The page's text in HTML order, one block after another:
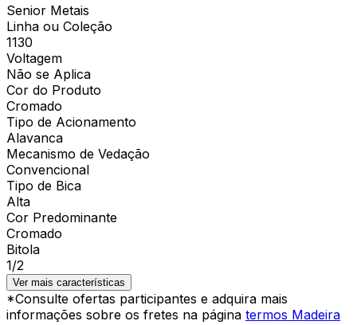
Senior Metais
Linha ou Coleção
1130
Voltagem
Não se Aplica
Cor do Produto
Cromado
Tipo de Acionamento
Alavanca
Mecanismo de Vedação
Convencional
Tipo de Bica
Alta
Cor Predominante
Cromado
Bitola
1/2
Ver mais características
*Consulte ofertas participantes e adquira mais
informações sobre os fretes na página termos Madeira